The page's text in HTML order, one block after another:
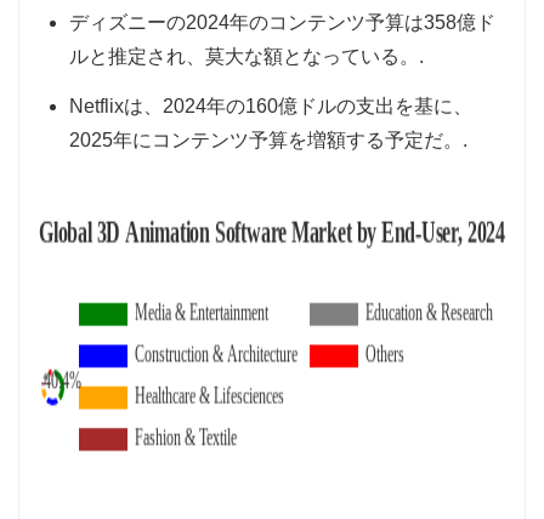
ディズニーの2024年のコンテンツ予算は358億ド
ルと推定され、莫大な額となっている。.
Netflixは、2024年の160億ドルの支出を基に、
2025年にコンテンツ予算を増額する予定だ。.